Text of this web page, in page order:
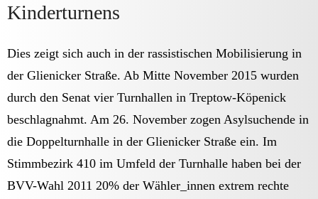
Kinderturnens
Dies zeigt sich auch in der rassistischen Mobilisierung in
der Glienicker Straße. Ab Mitte November 2015 wurden
durch den Senat vier Turnhallen in Treptow-Köpenick
beschlagnahmt. Am 26. November zogen Asylsuchende in
die Doppelturnhalle in der Glienicker Straße ein. Im
Stimmbezirk 410 im Umfeld der Turnhalle haben bei der
BVV-Wahl 2011 20% der Wähler_innen extrem rechte